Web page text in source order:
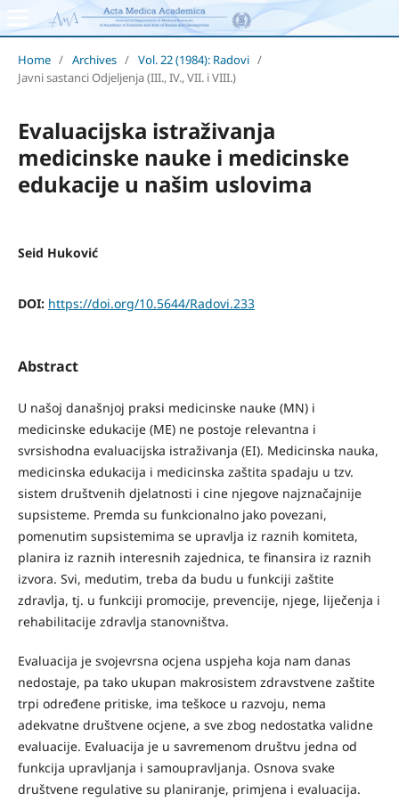
Home / Archives / Vol. 22 (1984): Radovi /
Javni sastanci Odjeljenja (III., IV., VII. i VIII.)
Evaluacijska istraživanja
medicinske nauke i medicinske
edukacije u našim uslovima
Seid Huković
DOI: https://doi.org/10.5644/Radovi.233
Abstract
U našoj današnjoj praksi medicinske nauke (MN) i
medicinske edukacije (ME) ne postoje relevantna i
svrsishodna evaluacijska istraživanja (EI). Medicinska nauka,
medicinska edukacija i medicinska zaštita spadaju u tzv.
sistem društvenih djelatnosti i cine njegove najznačajnije
supsisteme. Premda su funkcionalno jako povezani,
pomenutim supsistemima se upravlja iz raznih komiteta,
planira iz raznih interesnih zajednica, te finansira iz raznih
izvora. Svi, medutim, treba da budu u funkciji zaštite
zdravlja, tj. u funkciji promocije, prevencije, njege, liječenja i
rehabilitacije zdravlja stanovništva.
Evaluacija je svojevrsna ocjena uspjeha koja nam danas
nedostaje, pa tako ukupan makrosistem zdravstvene zaštite
trpi određene pritiske, ima teškoce u razvoju, nema
adekvatne društvene ocjene, a sve zbog nedostatka validne
evaluacije. Evaluacija je u savremenom društvu jedna od
funkcija upravljanja i samoupravljanja. Osnova svake
društvene regulative su planiranje, primjena i evaluacija.